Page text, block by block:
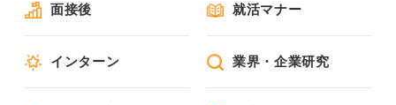
面接後 就活マナー
インターン 業界・企業研究